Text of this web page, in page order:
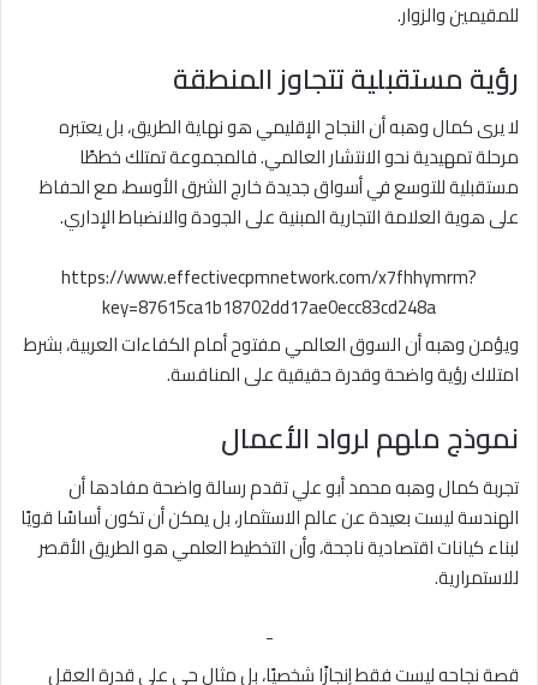
للمقيمين والزوار.
رؤية مستقبلية تتجاوز المنطقة
لا يرى كمال وهبه أن النجاح الإقليمي هو نهاية الطريق، بل يعتبره
مرحلة تمهيدية نحو الانتشار العالمي. فالمجموعة تمتلك خططًا
مستقبلية للتوسع في أسواق جديدة خارج الشرق الأوسط، مع الحفاظ
على هوية العلامة التجارية المبنية على الجودة والانضباط الإداري.
https://www.effectivecpmnetwork.com/x7fhhymrm?
key=87615ca1b18702dd17ae0ecc83cd248a
ويؤمن وهبه أن السوق العالمي مفتوح أمام الكفاءات العربية، بشرط
امتلاك رؤية واضحة وقدرة حقيقية على المنافسة.
نموذج ملهم لرواد الأعمال
تجربة كمال وهبه محمد أبو علي تقدم رسالة واضحة مفادها أن
الهندسة ليست بعيدة عن عالم الاستثمار، بل يمكن أن تكون أساسًا قويًا
لبناء كيانات اقتصادية ناجحة، وأن التخطيط العلمي هو الطريق الأقصر
للاستمرارية.
-
قصة نجاحه ليست فقط إنجازًا شخصيًا، بل مثال حي على قدرة العقل